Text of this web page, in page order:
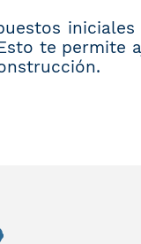
te permite